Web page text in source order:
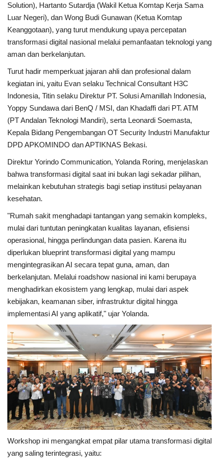
Solution), Hartanto Sutardja (Wakil Ketua Komtap Kerja Sama
Luar Negeri), dan Wong Budi Gunawan (Ketua Komtap
Keanggotaan), yang turut mendukung upaya percepatan
transformasi digital nasional melalui pemanfaatan teknologi yang
aman dan berkelanjutan.
Turut hadir memperkuat jajaran ahli dan profesional dalam
kegiatan ini, yaitu Evan selaku Technical Consultant H3C
Indonesia, Titin selaku Direktur PT. Solusi Amanillah Indonesia,
Yoppy Sundawa dari BenQ / MSI, dan Khadaffi dari PT. ATM
(PT Andalan Teknologi Mandiri), serta Leonardi Soemasta,
Kepala Bidang Pengembangan OT Security Industri Manufaktur
DPD APKOMINDO dan APTIKNAS Bekasi.
Direktur Yorindo Communication, Yolanda Roring, menjelaskan
bahwa transformasi digital saat ini bukan lagi sekadar pilihan,
melainkan kebutuhan strategis bagi setiap institusi pelayanan
kesehatan.
"Rumah sakit menghadapi tantangan yang semakin kompleks,
mulai dari tuntutan peningkatan kualitas layanan, efisiensi
operasional, hingga perlindungan data pasien. Karena itu
diperlukan blueprint transformasi digital yang mampu
mengintegrasikan AI secara tepat guna, aman, dan
berkelanjutan. Melalui roadshow nasional ini kami berupaya
menghadirkan ekosistem yang lengkap, mulai dari aspek
kebijakan, keamanan siber, infrastruktur digital hingga
implementasi AI yang aplikatif," ujar Yolanda.
Workshop ini mengangkat empat pilar utama transformasi digital
yang saling terintegrasi, yaitu: